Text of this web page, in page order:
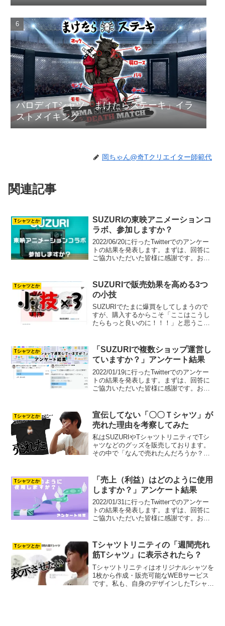
パロディTシャツ「まけたらステーキ」イラ
ストメイキング
岡ちゃん@奇Tクリエイター師範代
関連記事
Tシャツとか
SUZURIの東映アニメーションコ
ラボ、参加しますか？
2022/06/20に行ったTwitterでのアンケー
トの結果を発表します。まずは、回答に
ご協力いただいた皆様に感謝です。お忙
ボ、参加しますか？」のアンケートでし
た。東...
Tシャツとか
SUZURIで販売効果を高める3つ
の小技
SUZURIでたまに爆買をしてしまうので
すが、購入するからこそ「ここはこうし
たらもっと良いのに！！！」と思うこと
良い」程度の小技です。私も購入で気づ
いたことを取り入れて...
Tシャツとか
「SUZURIで複数ショップ運営し
ていますか？」アンケート結果
2022/01/19に行ったTwitterでのアンケー
トの結果を発表します。まずは、回答に
ご協力いただいた皆様に感謝です。お忙
すか？」のアンケートでした。私が以前
投稿...
Tシャツとか
宣伝してない「〇〇Ｔシャツ」が
売れた理由を考察してみた
私はSUZURIやTシャツトリニティでTシ
ャツなどのグッズを販売しております。
その中で「なんで売れたんだろうか？」
インが売れたの？どんなデザインが売れ
たのかというと、筋...
Tシャツとか
「売上（利益）はどのように使用
しますか？」アンケート結果
2022/01/31に行ったTwitterでのアンケー
トの結果を発表します。まずは、回答に
ご協力いただいた皆様に感謝です。お忙
か？』アンケートでした。私は食べ物系
の写真を...
Tシャツとか
Tシャツトリニティの「週間売れ
筋Tシャツ」に表示されたら？
Tシャツトリニティはオリジナルシャツを
1枚から作成・販売可能なWEBサービス
です。私も、自身のデザインしたTシャツ